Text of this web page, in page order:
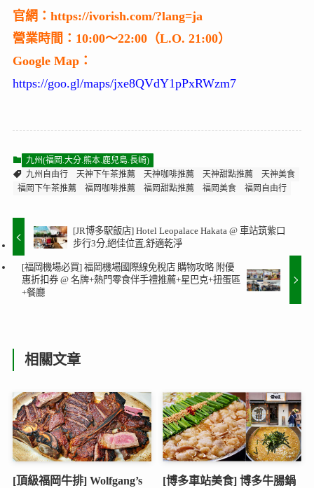
官網：https://ivorish.com/?lang=ja
營業時間：10:00～22:00（L.O. 21:00）
Google Map：
https://goo.gl/maps/jxe8QVdY1pPxRWzm7
九州(福岡.大分.熊本.鹿兒島.長崎)
九州自由行
天神下午茶推薦 天神咖啡推薦 天神甜點推薦
天神美食
福岡下午茶推薦
福岡咖啡推薦 福岡甜點推薦 福岡美食 福岡自由行
[JR博多駅飯店] Hotel Leopalace Hakata @ 車站筑紫口
步行3分,絕佳位置,舒適乾淨
[福岡機場必買] 福岡機場國際線免稅店 購物攻略 附優
惠折扣券 @ 名牌+熱門零食伴手禮推薦+星巴克+扭蛋區
+餐廳
相關文章
[頂級福岡牛排] Wolfgang’s
[博多車站美食] 博多牛腸鍋